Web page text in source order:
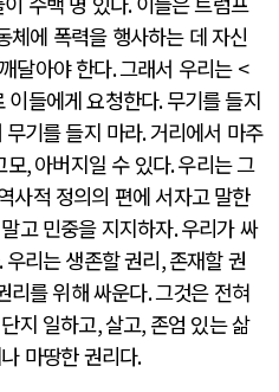
체에 폭력을 행사하는 데 자신
달아야 한다.그래서 우리는 <
이들에게 요청한다.무기를 들지
기를 들지 마라.거리에서 마주
모,아버지일 수 있다.우리는 그
사적 정의의 편에 서자고 말한
고 민중을 지지하자.우리가 싸
.우리는 생존할 권리,존재할 권
리를 위해 싸운다.그것은 전혀
지 일하고,살고, 존엄 있는 삶
마땅한 권리다.